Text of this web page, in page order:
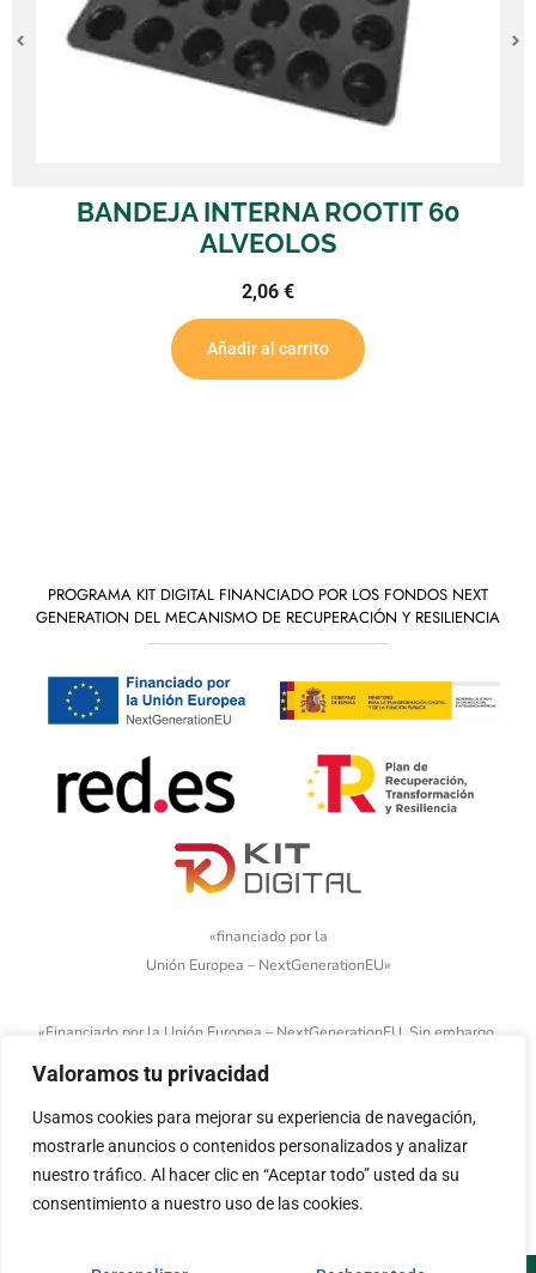
Valoramos tu privacidad
Usamos cookies para mejorar su experiencia de navegación,
mostrarle anuncios o contenidos personalizados y analizar
nuestro tráfico. Al hacer clic en “Aceptar todo” usted da su
consentimiento a nuestro uso de las cookies.
BANDEJA INTERNA ROOTIT 60
ALVEOLOS
2,06 €
Añadir al carrito
PROGRAMA KIT DIGITAL FINANCIADO POR LOS FONDOS NEXT
GENERATION DEL MECANISMO DE RECUPERACIÓN Y RESILIENCIA
«financiado por la
Unión Europea – NextGenerationEU»
«Financiado por la Unión Europea – NextGenerationEU. Sin embargo,
los puntos de vista y las opiniones expresadas son únicamente los
del autor o autores y no reflejan necesariamente los de la Unión
Europea o la Comisión Europea. Ni la Unión Europea ni la Comisión
Europea pueden ser consideradas responsables de las mismas»